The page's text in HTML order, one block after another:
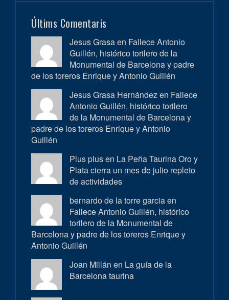
Últims Comentaris
Jesus Grasa en Fallece Antonio
Guillén, histórico torilero de la
Monumental de Barcelona y padre
de los toreros Enrique y Antonio Guillén
Jesus Grasa Hernández en Fallece
Antonio Guillén, histórico torilero
de la Monumental de Barcelona y
padre de los toreros Enrique y Antonio
Guillén
Plus plus en La Peña Taurina Oro y
Plata cierra un mes de julio repleto
de actividades
bernardo de la torre garcia en
Fallece Antonio Guillén, histórico
torilero de la Monumental de
Barcelona y padre de los toreros Enrique y
Antonio Guillén
Joan Millán en La guía de la
Barcelona taurina